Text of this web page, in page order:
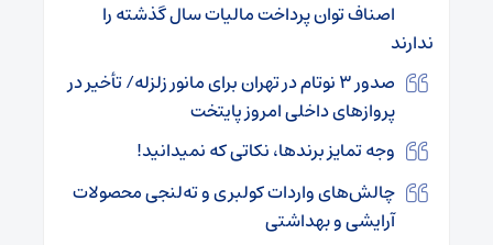
اصناف توان پرداخت مالیات سال گذشته را
ندارند
صدور ۳ نوتام در تهران برای مانور زلزله/ تأخیر در
پروازهای داخلی امروز پایتخت
وجه تمایز برندها، نکاتی که نمیدانید!
چالش‌های واردات کولبری و ته‌لنجی محصولات
آرایشی و بهداشتی